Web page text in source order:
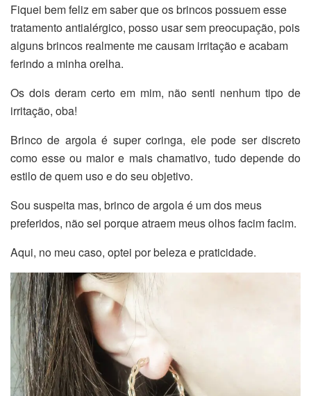
Fiquei bem feliz em saber que os brincos possuem esse
tratamento antialérgico, posso usar sem preocupação, pois
alguns brincos realmente me causam irritação e acabam
ferindo a minha orelha.
Os dois deram certo em mim, não senti nenhum tipo de
irritação, oba!
Brinco de argola é super coringa, ele pode ser discreto
como esse ou maior e mais chamativo, tudo depende do
estilo de quem uso e do seu objetivo.
Sou suspeita mas, brinco de argola é um dos meus
preferidos, não sei porque atraem meus olhos facim facim.
Aqui, no meu caso, optei por beleza e praticidade.